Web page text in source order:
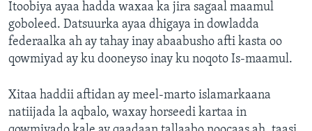
Itoobiya ayaa hadda waxaa ka jira sagaal maamul
goboleed. Datsuurka ayaa dhigaya in dowladda
federaalka ah ay tahay inay abaabusho afti kasta oo
qowmiyad ay ku dooneyso inay ku noqoto Is-maamul.
Xitaa haddii aftidan ay meel-marto islamarkaana
natiijada la aqbalo, waxay horseedi kartaa in